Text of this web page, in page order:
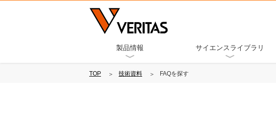
製品情報 サイエンスライブラリ
TOP 技術資料 FAQを探す